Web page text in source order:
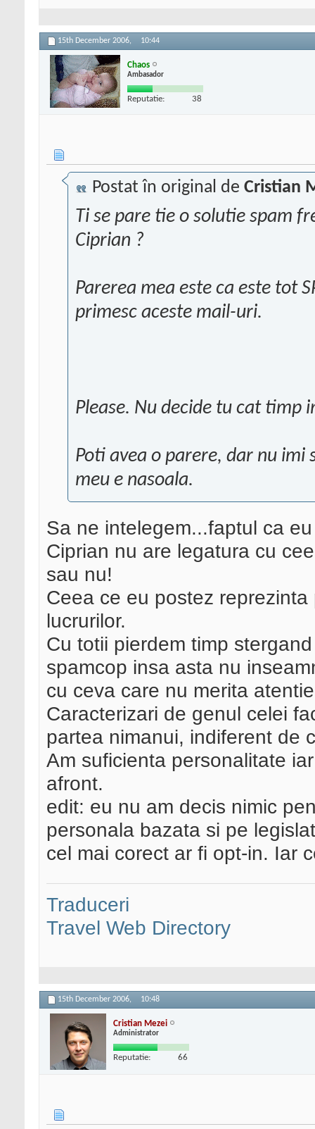
15th December 2006, 10:44
Chaos
Ambasador
Reputatie: 38
Postat în original de Cristian
Ti se pare tie o solutie spam
Ciprian ?
Parerea mea este ca este tot
primesc aceste mail-uri.
Please. Nu decide tu cat timp
Poti avea o parere, dar nu imi
meu e nasoala.
Sa ne intelegem...faptul ca
Ciprian nu are legatura cu
sau nu!
Ceea ce eu postez
lucrurilor.
Cu totii pierdem timp
spamcop insa asta nu
cu ceva care nu merita
Caracterizari de genul celei
partea nimanui, indiferent de
Am suficienta personalitate
afront.
edit: eu nu am decis nimic
personala bazata si pe
cel mai corect ar fi opt-in. Iar
Traduceri
Travel Web Directory
15th December 2006, 10:48
Cristian Mezei
Administrator
Reputatie: 66